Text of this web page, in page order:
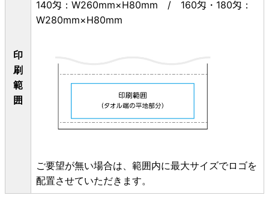
印
刷
範
囲
140匁：W260mm×H80mm / 160匁・180匁：
W280mm×H80mm
ご要望が無い場合は、範囲内に最大サイズでロゴを
配置させていただきます。